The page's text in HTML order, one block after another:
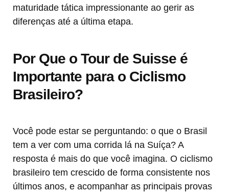
maturidade tática impressionante ao gerir as
diferenças até a última etapa.
Por Que o Tour de Suisse é
Importante para o Ciclismo
Brasileiro?
Você pode estar se perguntando: o que o Brasil
tem a ver com uma corrida lá na Suíça? A
resposta é mais do que você imagina. O ciclismo
brasileiro tem crescido de forma consistente nos
últimos anos, e acompanhar as principais provas